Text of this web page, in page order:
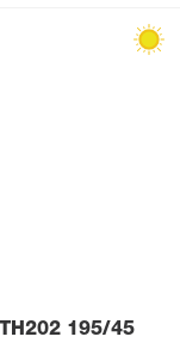
195/45